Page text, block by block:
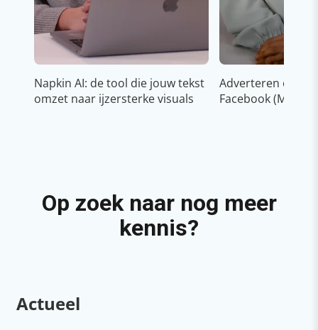
Napkin AI: de tool die jouw tekst
omzet naar ijzersterke visuals
Adverteren op
Facebook (Meta)
Op zoek naar nog meer
kennis?
Actueel